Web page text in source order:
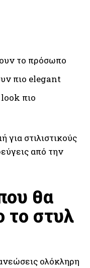
το πρόσωπο
πιο elegant
πιο
για στιλιστικούς
από την
θα
το στυλ
ολόκληρη